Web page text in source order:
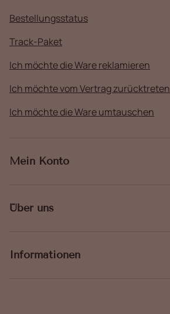
Bestellungsstatus
Track-Paket
Ich möchte die Ware reklamieren
Ich möchte vom Vertrag zurücktreten
Ich möchte die Ware umtauschen
Mein Konto
Über uns
Informationen